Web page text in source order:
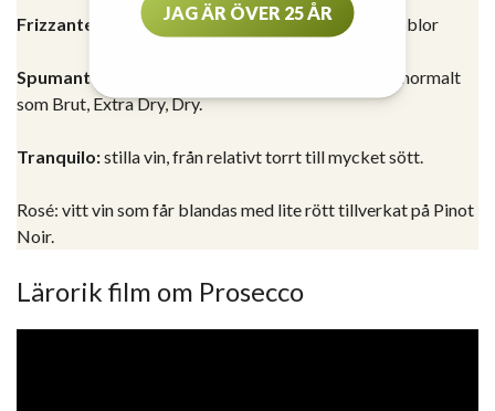
Frizzante: Vinet är lätt mousserande med färre bubblor
Spumante:
Vinet är mycket bubbligt och kommer normalt
som Brut, Extra Dry, Dry.
Tranquilo:stilla vin, från relativt torrt till mycket sött.
Rosé: vitt vin som får blandas med lite rött tillverkat på Pinot
Noir.
Lärorik film om Prosecco
JAG ÄR ÖVER 25 ÅR